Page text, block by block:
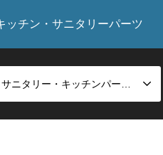
ッチン・サニタリーパーツ